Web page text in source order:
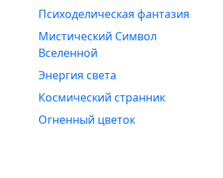
Психоделическая фантазия
Мистический Символ
Вселенной
Энергия света
Космический странник
Огненный цветок